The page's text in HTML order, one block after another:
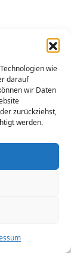
wie
darauf
wir Daten
zurückziehst,
werden.